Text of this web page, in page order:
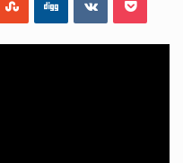
A Delegacia de Saúde do Porto Novo, Santo Antão, anunciou esta quarta feira a realização…